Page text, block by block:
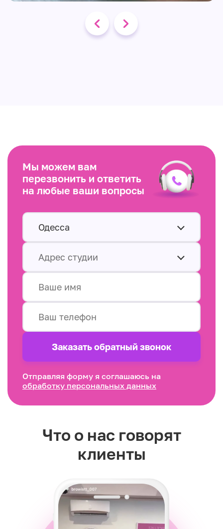
Мы можем вам
перезвонить и ответить
на любые ваши вопросы
Одесса
Адрес студии
Заказать обратный звонок
Отправляя форму я соглашаюсь на
обработку персональных данных
Что о нас говорят
клиенты